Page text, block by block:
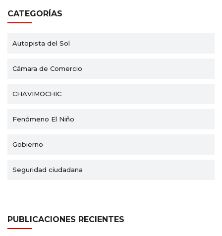
CATEGORÍAS
Autopista del Sol
Cámara de Comercio
CHAVIMOCHIC
Fenómeno El Niño
Gobierno
Seguridad ciudadana
PUBLICACIONES RECIENTES